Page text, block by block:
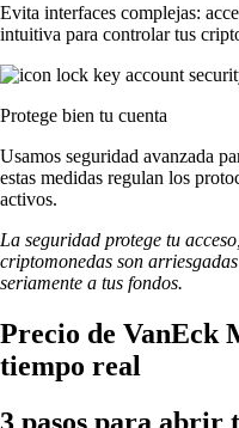
Evita interfaces complejas:
intuitiva para controlar tus
Protege bien tu cuenta
Usamos seguridad avanzada
estas medidas regulan los
activos.
La seguridad protege tu
criptomonedas son
seriamente a tus fondos.
Precio de VanEck
tiempo real
3 pasos para abrir